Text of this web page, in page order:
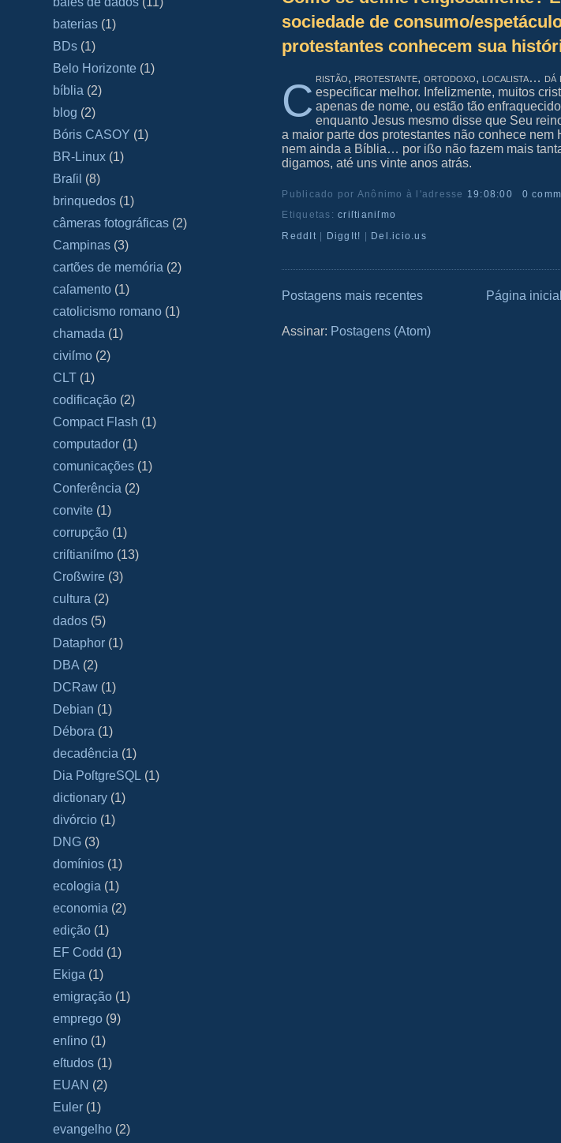
baterias (1)
BDs (1)
Belo Horizonte (1)
bíblia (2)
blog (2)
Bóris CASOY (1)
BR-Linux (1)
Braſil (8)
brinquedos (1)
câmeras fotográficas (2)
Campinas (3)
cartões de memória (2)
caſamento (1)
catolicismo romano (1)
chamada (1)
civiſmo (2)
CLT (1)
codificação (2)
Compact Flash (1)
computador (1)
comunicações (1)
Conferência (2)
convite (1)
corrupção (1)
criſtianiſmo (13)
Croßwire (3)
cultura (2)
dados (5)
Dataphor (1)
DBA (2)
DCRaw (1)
Debian (1)
Débora (1)
decadência (1)
Dia PoſtgreSQL (1)
dictionary (1)
divórcio (1)
DNG (3)
domínios (1)
ecologia (1)
economia (2)
edição (1)
EF Codd (1)
Ekiga (1)
emigração (1)
emprego (9)
enſino (1)
eſtudos (1)
EUAN (2)
Euler (1)
evangelho (2)
sociedade de consumo/
protestantes conhecem sua
C ristão, protestante, ortodoxo, localista… dá
especificar melhor. Infelizmente, muitos
apenas de nome, ou estão tão
enquanto Jesus mesmo disse que Seu
a maior parte dos protestantes não conhece
nem ainda a Bíblia… por ißo não fazem mais
digamos, até uns vinte anos atrás.
Publicado por Anônimo à l'adresse 19:08:00
0
Etiquetas:criſtianiſmo
ReddIt | DiggIt! | Del.icio.us
Postagens mais recentes Página inicial
Assinar: Postagens (Atom)